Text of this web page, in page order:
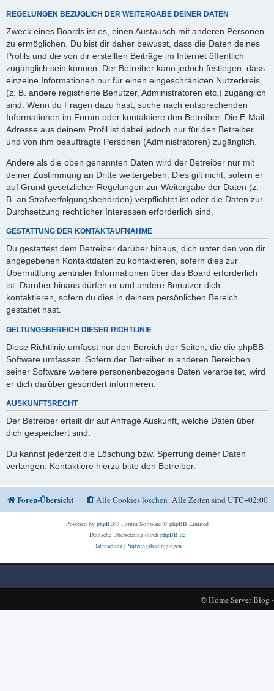
REGELUNGEN BEZÜGLICH DER WEITERGABE DEINER DATEN
Zweck eines Boards ist es, einen Austausch mit anderen Personen
zu ermöglichen. Du bist dir daher bewusst, dass die Daten deines
Profils und die von dir erstellten Beiträge im Internet öffentlich
zugänglich sein können. Der Betreiber kann jedoch festlegen, dass
einzelne Informationen nur für einen eingeschränkten Nutzerkreis
(z. B. andere registrierte Benutzer, Administratoren etc.) zugänglich
sind. Wenn du Fragen dazu hast, suche nach entsprechenden
Informationen im Forum oder kontaktiere den Betreiber. Die E-Mail-
Adresse aus deinem Profil ist dabei jedoch nur für den Betreiber
und von ihm beauftragte Personen (Administratoren) zugänglich.
Andere als die oben genannten Daten wird der Betreiber nur mit
deiner Zustimmung an Dritte weitergeben. Dies gilt nicht, sofern er
auf Grund gesetzlicher Regelungen zur Weitergabe der Daten (z.
B. an Strafverfolgungsbehörden) verpflichtet ist oder die Daten zur
Durchsetzung rechtlicher Interessen erforderlich sind.
GESTATTUNG DER KONTAKTAUFNAHME
Du gestattest dem Betreiber darüber hinaus, dich unter den von dir
angegebenen Kontaktdaten zu kontaktieren, sofern dies zur
Übermittlung zentraler Informationen über das Board erforderlich
ist. Darüber hinaus dürfen er und andere Benutzer dich
kontaktieren, sofern du dies in deinem persönlichen Bereich
gestattet hast.
GELTUNGSBEREICH DIESER RICHTLINIE
Diese Richtlinie umfasst nur den Bereich der Seiten, die die phpBB-
Software umfassen. Sofern der Betreiber in anderen Bereichen
seiner Software weitere personenbezogene Daten verarbeitet, wird
er dich darüber gesondert informieren.
AUSKUNFTSRECHT
Der Betreiber erteilt dir auf Anfrage Auskunft, welche Daten über
dich gespeichert sind.
Du kannst jederzeit die Löschung bzw. Sperrung deiner Daten
verlangen. Kontaktiere hierzu bitte den Betreiber.
Foren-Übersicht Alle Zeiten sindUTC+02:00
Alle Cookies löschen
Powered by phpBB® Forum Software © phpBB Limited
Deutsche Übersetzung durch phpBB.de
Datenschutz| Nutzungsbedingungen
©Home Server Blog